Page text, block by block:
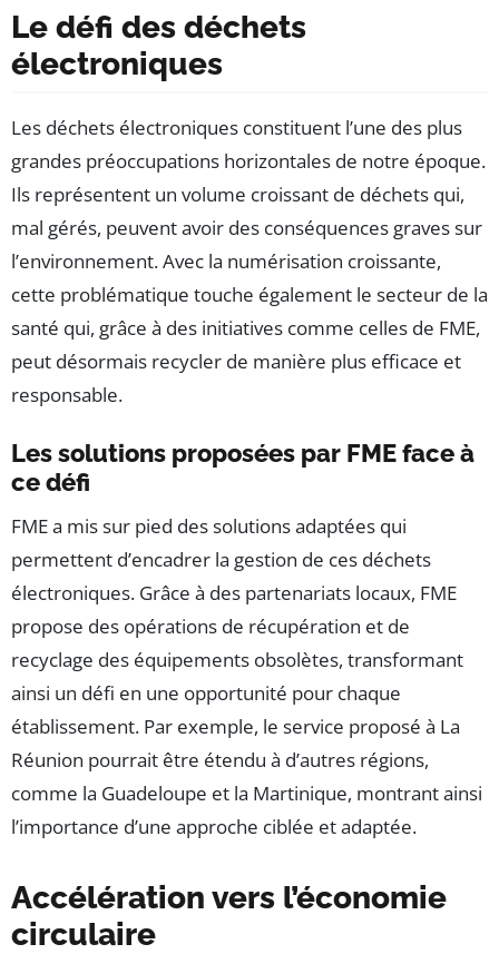
Le défi des déchets
électroniques
Les déchets électroniques constituent l’une des plus
grandes préoccupations horizontales de notre époque.
Ils représentent un volume croissant de déchets qui,
mal gérés, peuvent avoir des conséquences graves sur
l’environnement. Avec la numérisation croissante,
cette problématique touche également le secteur de la
santé qui, grâce à des initiatives comme celles de FME,
peut désormais recycler de manière plus efficace et
responsable.
Les solutions proposées par FME face à
ce défi
FME a mis sur pied des solutions adaptées qui
permettent d’encadrer la gestion de ces déchets
électroniques. Grâce à des partenariats locaux, FME
propose des opérations de récupération et de
recyclage des équipements obsolètes, transformant
ainsi un défi en une opportunité pour chaque
établissement. Par exemple, le service proposé à La
Réunion pourrait être étendu à d’autres régions,
comme la Guadeloupe et la Martinique, montrant ainsi
l’importance d’une approche ciblée et adaptée.
Accélération vers l’économie
circulaire